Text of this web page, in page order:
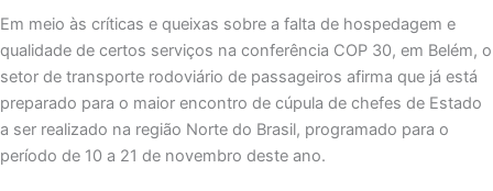
Em meio às críticas e queixas sobre a falta de hospedagem e
qualidade de certos serviços na conferência COP 30, em Belém, o
setor de transporte rodoviário de passageiros afirma que já está
preparado para o maior encontro de cúpula de chefes de Estado
a ser realizado na região Norte do Brasil, programado para o
período de 10 a 21 de novembro deste ano.